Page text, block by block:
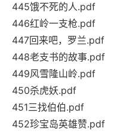
445饿不死的人.pdf
446红岭一支枪.pdf
447回来吧，罗兰.pdf
448老支书的故事.pdf
449风雪隆山岭.pdf
450杀虎妖.pdf
451三找伯伯.pdf
452珍宝岛英雄赞.pdf